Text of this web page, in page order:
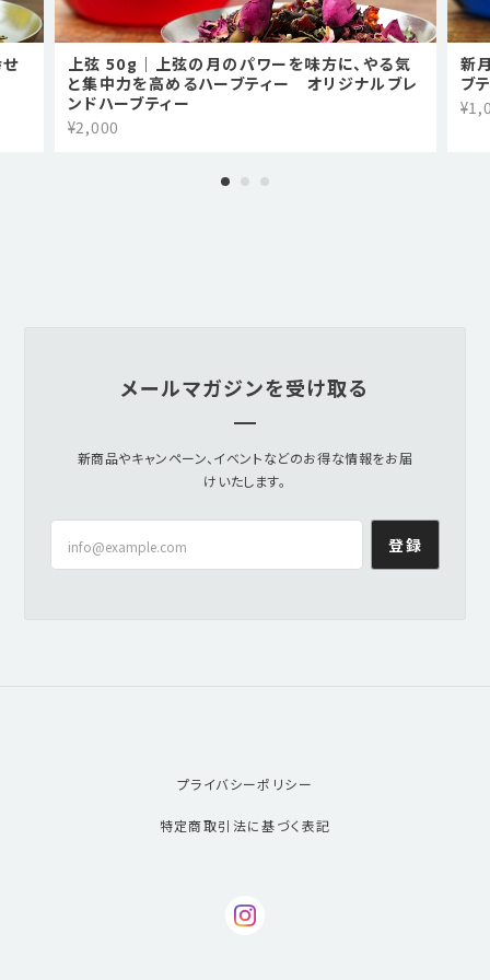
上弦 50g｜上弦の月のパワーを味方に、やる気
と集中力を高めるハーブティー オリジナルブレ
ンドハーブティー
¥2,000
新
ブ
メールマガジンを受け取る
新商品やキャンペーン、イベントなどのお得な情報をお届
けいたします。
登録
プライバシーポリシー
特定商取引法に基づく表記